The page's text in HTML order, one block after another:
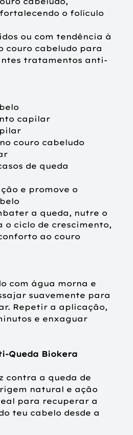
o folículo
ou com tendência à
couro cabeludo para
tratamentos anti-
capilar
couro cabeludo
de queda
e promove o
a queda, nutre o
ciclo de crescimento,
ao couro
com água morna e
suavemente para
Repetir a aplicação,
e enxaguar
Queda Biokera
contra a queda de
natural e ação
para recuperar a
teu cabelo desde a